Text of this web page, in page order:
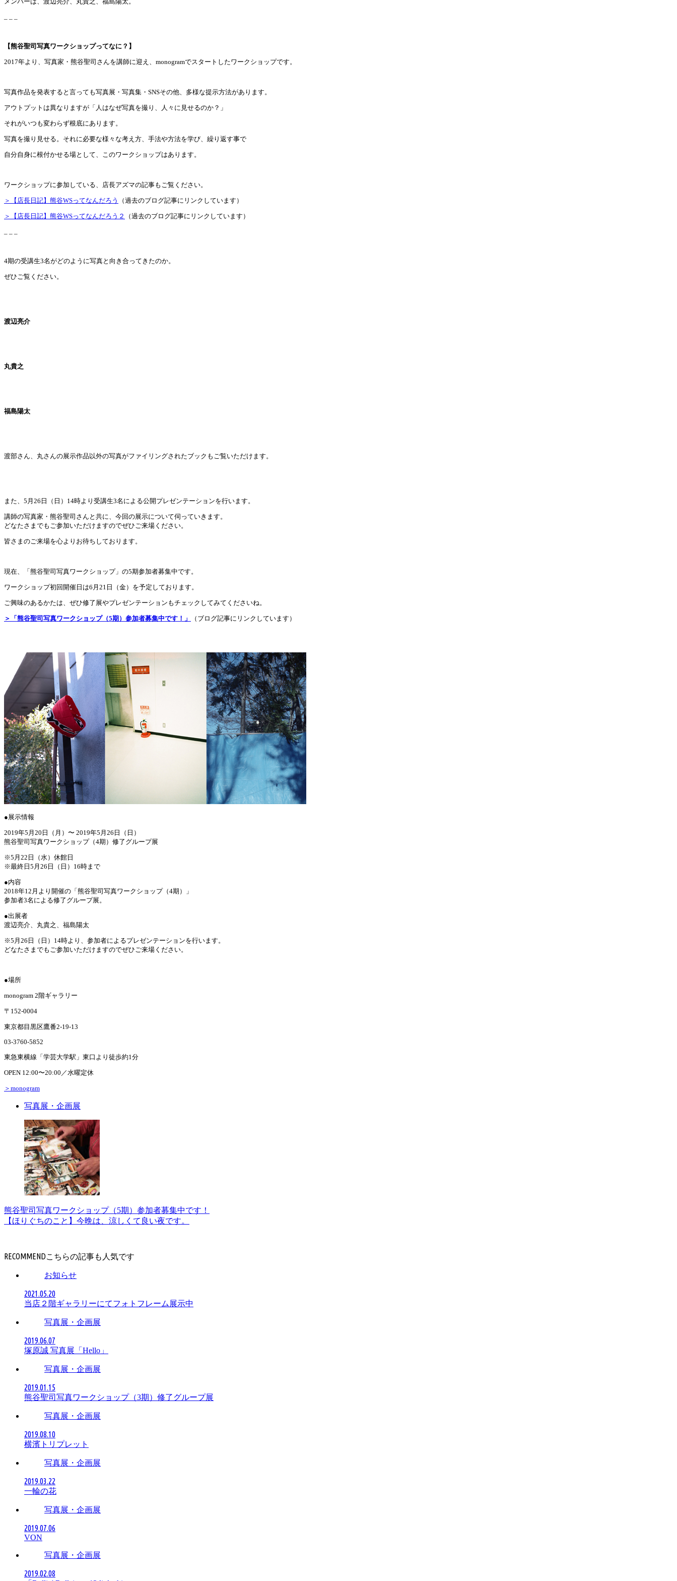
【熊谷聖司写真ワークショップってなに？】
2017年より、写真家・熊谷聖司さんを講師に迎え、monogramでスタートしたワークショップです。
写真作品を発表すると言っても写真展・写真集・SNSその他、多様な提示方法があります。
アウトプットは異なりますが「人はなぜ写真を撮り、人々に見せるのか？」
それがいつも変わらず根底にあります。
写真を撮り見せる。それに必要な様々な考え方、手法や方法を学び、繰り返す事で
自分自身に根付かせる場として、このワークショップはあります。
ワークショップに参加している、店長アズマの記事もご覧ください。
＞【店長日記】熊谷WSってなんだろう （過去のブログ記事にリンクしています）
＞【店長日記】熊谷WSってなんだろう２
（過去のブログ記事にリンクしています）
4期の受講生3名がどのように写真と向き合ってきたのか。
ぜひご覧ください。
渡辺亮介
丸貴之
福島陽太
渡部さん、丸さんの展示作品以外の写真がファイリングされたブックもご覧いただけます。
また、5月26日（日）14時より受講生3名による公開プレゼンテーションを行います。
講師の写真家・熊谷聖司さんと共に、今回の展示について伺っていきます。
どなたさまでもご参加いただけますのでぜひご来場ください。
皆さまのご来場を心よりお待ちしております。
現在、「熊谷聖司写真ワークショップ」の5期参加者募集中です。
ワークショップ初回開催日は6月21日（金）を予定しております。
ご興味のあるかたは、ぜひ修了展やプレゼンテーションもチェックしてみてくださいね。
＞「熊谷聖司写真ワークショップ（5期）参加者募集中です！」 （ブログ記事にリンクしています）
●展示情報
2019年5月20日（月）〜 2019年5月26日（日）
熊谷聖司写真ワークショップ（4期）修了グループ展
※5月22日（水）休館日
※最終日5月26日（日）16時まで
●内容
2018年12月より開催の「熊谷聖司写真ワークショップ（4期）」
参加者3名による修了グループ展。
●出展者
渡辺亮介、丸貴之、福島陽太
※5月26日（日）14時より、参加者によるプレゼンテーションを行います。
どなたさまでもご参加いただけますのでぜひご来場ください。
●場所
monogram 2階ギャラリー
〒152-0004
東京都目黒区鷹番2-19-13
03-3760-5852
東急東横線「学芸大学駅」東口より徒歩約1分
OPEN 12:00〜20:00／水曜定休
＞monogram
写真展・企画展
熊谷聖司写真ワークショップ（5期）参加者募集中です！
【ほりぐちのこと】今晩は、涼しくて良い夜です。
RECOMMEND
お知らせ
2021.05.20
当店２階ギャラリーにてフォトフレーム展示中
写真展・企画展
2019.06.07
塚原誠 写真展「Hello」
写真展・企画展
2019.01.15
熊谷聖司写真ワークショップ（3期）修了グループ展
写真展・企画展
2019.08.10
横濱トリプレット
写真展・企画展
2019.03.22
一輪の花
写真展・企画展
2019.07.06
VON
写真展・企画展
2019.02.08